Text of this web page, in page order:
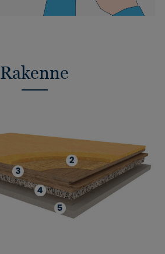
Rakenne